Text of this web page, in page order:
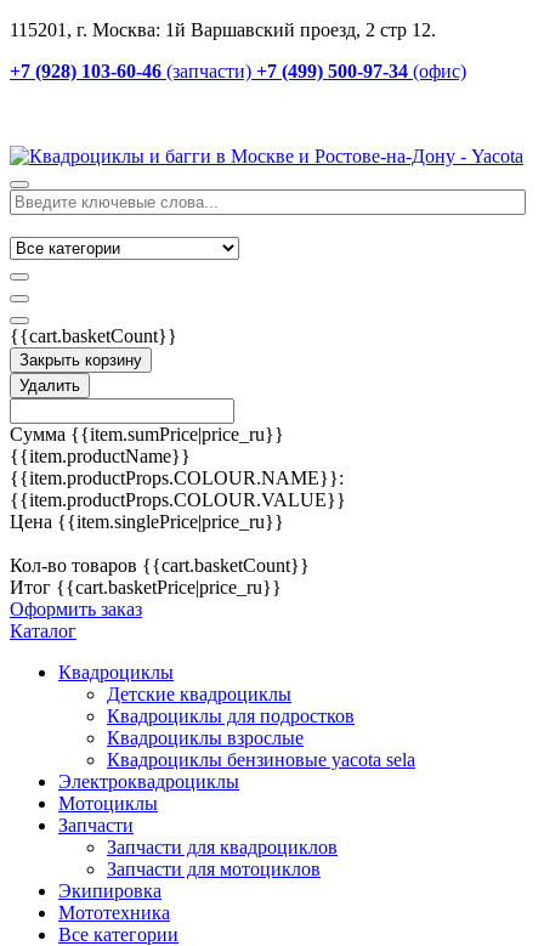
115201, г. Москва: 1й Варшавский проезд, 2 стр 12.
+7 (928) 103-60-46 (запчасти) +7 (499) 500-97-34 (офис)
{{cart.basketCount}}
Закрыть корзину
Удалить
Сумма {{item.sumPrice|price_ru}}
{{item.productName}}
{{item.productProps.COLOUR.NAME}}:
{{item.productProps.COLOUR.VALUE}}
Цена {{item.singlePrice|price_ru}}
Кол-во товаров {{cart.basketCount}}
Итог {{cart.basketPrice|price_ru}}
Оформить заказ
Каталог
Квадроциклы
Детские квадроциклы
Квадроциклы для подростков
Квадроциклы взрослые
Квадроциклы бензиновые yacota sela
Электроквадроциклы
Мотоциклы
Запчасти
Запчасти для квадроциклов
Запчасти для мотоциклов
Экипировка
Мототехника
Все категории